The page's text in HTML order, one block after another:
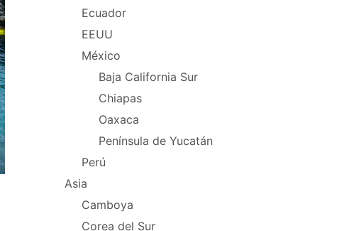
Ecuador
EEUU
México
Baja California Sur
Chiapas
Oaxaca
Península de Yucatán
Perú
Asia
Camboya
Corea del Sur